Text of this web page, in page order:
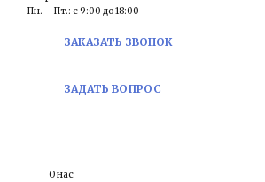
Пн. – Пт.: с 9:00 до 18:00
ЗАКАЗАТЬ ЗВОНОК
ЗАДАТЬ ВОПРОС
О нас